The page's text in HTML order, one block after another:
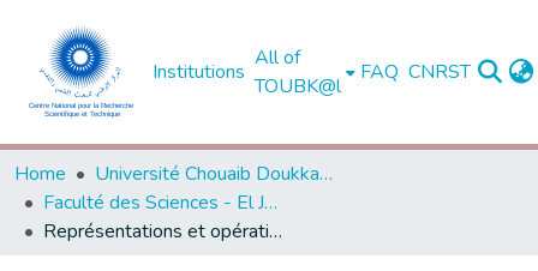
Institutions
All of
TOUBK@l
FAQ CNRST
Home
Université Chouaib Doukkali - El Jadida
Faculté des Sciences - El Jadida
Représentations et opérations géométriques basées sur la mesure surface pour la création et la manipulation d'objets